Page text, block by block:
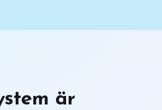
är